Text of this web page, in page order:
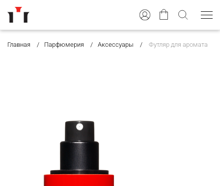
Главная Парфюмерия Аксессуары Футляр для аромата